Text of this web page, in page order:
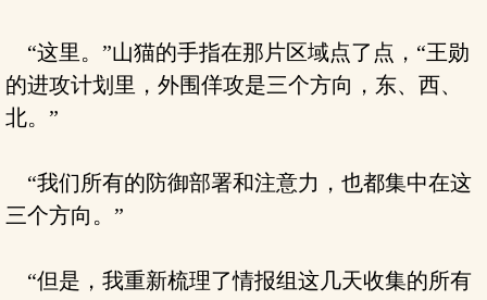
“这里。”山猫的手指在那片区域点了点，“王勋
的进攻计划里，外围佯攻是三个方向，东、西、
北。”
“我们所有的防御部署和注意力，也都集中在这
三个方向。”
“但是，我重新梳理了情报组这几天收集的所有